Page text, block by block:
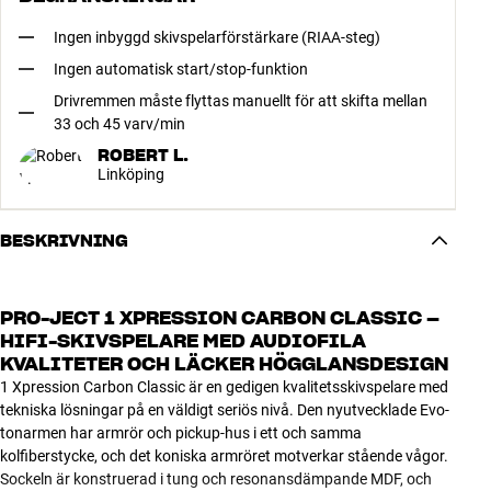
Ingen inbyggd skivspelarförstärkare (RIAA-steg)
Ingen automatisk start/stop-funktion
Drivremmen måste flyttas manuellt för att skifta mellan
33 och 45 varv/min
ROBERT L.
Linköping
BESKRIVNING
PRO-JECT 1 XPRESSION CARBON CLASSIC –
HIFI-SKIVSPELARE MED AUDIOFILA
KVALITETER OCH LÄCKER HÖGGLANSDESIGN
1 Xpression Carbon Classic är en gedigen kvalitetsskivspelare med
tekniska lösningar på en väldigt seriös nivå. Den nyutvecklade Evo-
tonarmen har armrör och pickup-hus i ett och samma
kolfiberstycke, och det koniska armröret motverkar stående vågor.
Sockeln är konstruerad i tung och resonansdämpande MDF, och